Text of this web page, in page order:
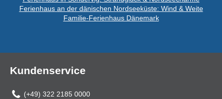
Ferienhaus an der dänischen Nordseeküste: Wind & Weite
Familie-Ferienhaus Dänemark
Kundenservice
(+49) 322 2185 0000